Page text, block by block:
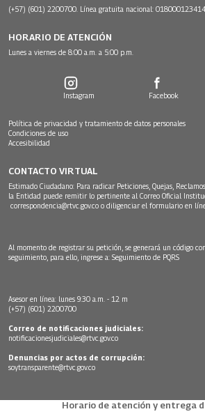
(+57) (601) 2200700. Línea gratuita nacional: 018000123414
HORARIO DE ATENCIÓN
Lunes a viernes de 8:00 a.m. a 5:00 p.m.
Instagram Facebook
Política de privacidad y tratamiento de datos personales
Condiciones de uso
Accesibilidad
CONTACTO VIRTUAL
Estimado Ciudadano: Para radicar Peticiones, Quejas,
la Entidad puede remitir lo pertinente al Correo Oficial
correspondencia@rtvc.gov.co o diligenciar el formulario en
Al momento de registrar su petición, se generará un código
seguimiento, para ello, ingrese a: Seguimiento de PQRS
Asesor en línea: lunes 9:30 a.m. - 12 m
(+57) (601) 2200700
Correo de notificaciones judiciales:
notificacionesjudiciales@rtvc.gov.co
Denuncias por actos de corrupción:
soytransparente@rtvc.gov.co
Horario de atención y entrega